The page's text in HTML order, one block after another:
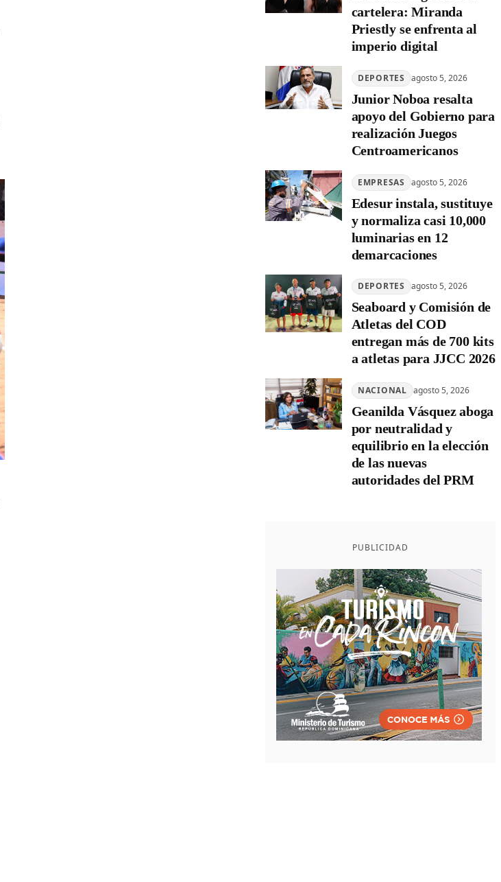
cartelera: Miranda
Priestly se enfrenta al
imperio digital
DEPORTES agosto 5, 2026
Junior Noboa resalta
apoyo del Gobierno para
realización Juegos
Centroamericanos
EMPRESAS agosto 5, 2026
Edesur instala, sustituye
y normaliza casi 10,000
luminarias en 12
demarcaciones
DEPORTES agosto 5, 2026
Seaboard y Comisión de
Atletas del COD
entregan más de 700 kits
a atletas para JJCC 2026
NACIONAL agosto 5, 2026
Geanilda Vásquez aboga
por neutralidad y
equilibrio en la elección
de las nuevas
autoridades del PRM
PUBLICIDAD